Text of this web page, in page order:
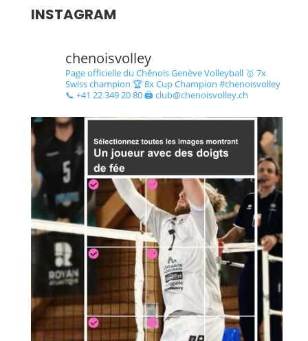
INSTAGRAM
chenoisvolley
Page officielle du Chênois Genève Volleyball 🥇 7x
Swiss champion 🏆 8x Cup Champion #chenoisvolley
📞 +41 22 349 20 80 🖨 club@chenoisvolley.ch